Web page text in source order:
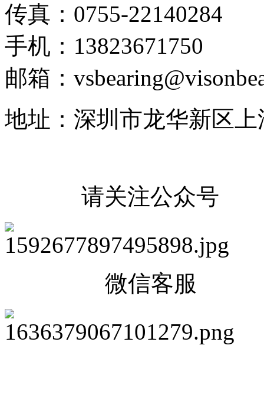
传真：0755-22140284
手机：13823671750
邮箱：
地址：深圳市龙华新区
请关注公众号
微信客服